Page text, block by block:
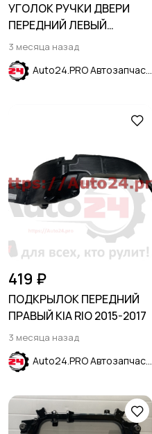
УГОЛОК РУЧКИ ДВЕРИ
ПЕРЕДНИЙ ЛЕВЫЙ
HYUNDAI CRETA 2016-2021
3 месяца назад
Auto24.PRO Автозапчасти
419 ₽
ПОДКРЫЛОК ПЕРЕДНИЙ
ПРАВЫЙ KIA RIO 2015-2017
3 месяца назад
Auto24.PRO Автозапчасти